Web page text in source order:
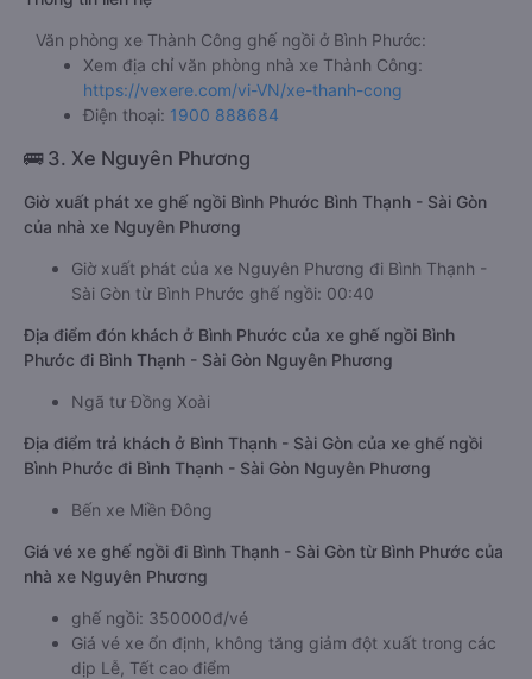
Văn phòng xe Thành Công ghế ngồi ở Bình Phước:
Xem địa chỉ văn phòng nhà xe Thành Công:
https://vexere.com/vi-VN/xe-thanh-cong
Điện thoại: 1900 888684
🚌 3. Xe Nguyên Phương
Giờ xuất phát xe ghế ngồi Bình Phước Bình Thạnh - Sài Gòn
của nhà xe Nguyên Phương
Giờ xuất phát của xe Nguyên Phương đi Bình Thạnh -
Sài Gòn từ Bình Phước ghế ngồi: 00:40
Địa điểm đón khách ở Bình Phước của xe ghế ngồi Bình
Phước đi Bình Thạnh - Sài Gòn Nguyên Phương
Ngã tư Đồng Xoài
Địa điểm trả khách ở Bình Thạnh - Sài Gòn của xe ghế ngồi
Bình Phước đi Bình Thạnh - Sài Gòn Nguyên Phương
Bến xe Miền Đông
Giá vé xe ghế ngồi đi Bình Thạnh - Sài Gòn từ Bình Phước của
nhà xe Nguyên Phương
ghế ngồi: 350000đ/vé
Giá vé xe ổn định, không tăng giảm đột xuất trong các
dịp Lễ, Tết cao điểm